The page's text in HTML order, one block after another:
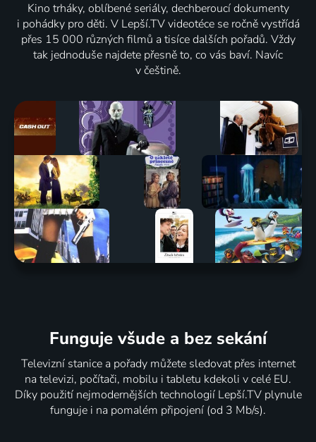
Kino trháky, oblíbené seriály, dechberoucí dokumenty
i pohádky pro děti. V Lepší.TV videotéce se ročně vystřídá
přes 15 000 různých filmů a tisíce dalších pořadů. Vždy
tak jednoduše najdete přesně to, co vás baví. Navíc
v češtině.
Funguje všude a bez sekání
Televizní stanice a pořady můžete sledovat přes internet
na televizi, počítači, mobilu i tabletu kdekoli v celé EU.
Díky použití nejmodernějších technologií Lepší.TV plynule
funguje i na pomalém připojení (od 3 Mb/s).